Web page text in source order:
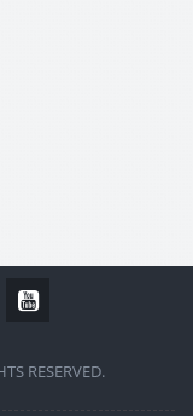
RESERVED.